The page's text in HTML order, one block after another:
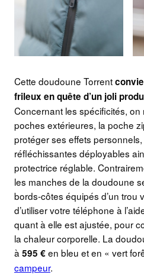
Cette doudoune Torrent
frileux en quête d’un joli
Concernant les spécificités, on
poches extérieures, la poche
protéger ses effets
réfléchissantes déployables
protectrice réglable.
les manches de la doudoune
bords-côtes équipés d’un trou
d’utiliser votre téléphone à
quant à elle est ajustée, pour
la chaleur corporelle. La
à 595 €en bleu et en « vert
campeur.